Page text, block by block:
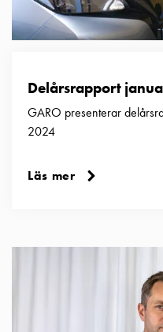
Delårsrapport
GARO presenterar
2024
Läs mer